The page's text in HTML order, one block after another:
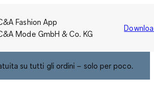
Fashion App
Mode GmbH & Co. KG
su tutti gli ordini – solo per poco.